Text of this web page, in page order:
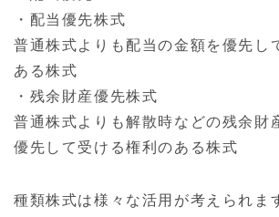
・配当優先株式
普通株式よりも配当の金額を優先し
ある株式
・残余財産優先株式
普通株式よりも解散時などの残余財
優先して受ける権利のある株式
種類株式は様々な活用が考えられま